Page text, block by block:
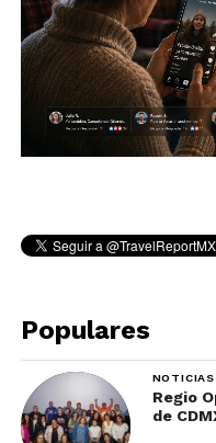
Populares
NOTICIAS
Regio
de